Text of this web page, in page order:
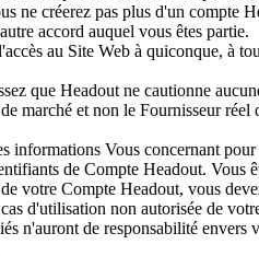
ne créerez pas plus d'un
accord auquel vous êtes partie.
au Site Web à quiconque, à
que Headout ne cautionne
marché et non le Fournisseur
informations Vous concernant
de Compte Headout. Vous
votre Compte Headout, vous
d'utilisation non autorisée de
n'auront de responsabilité